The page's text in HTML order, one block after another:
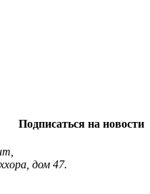
Подписаться на новости
дом 47.